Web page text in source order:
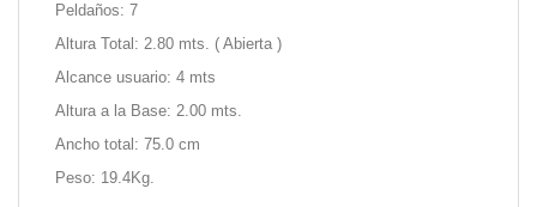
Peldaños: 7
Altura Total: 2.80 mts. ( Abierta )
Alcance usuario: 4 mts
Altura a la Base: 2.00 mts.
Ancho total: 75.0 cm
Peso: 19.4Kg.